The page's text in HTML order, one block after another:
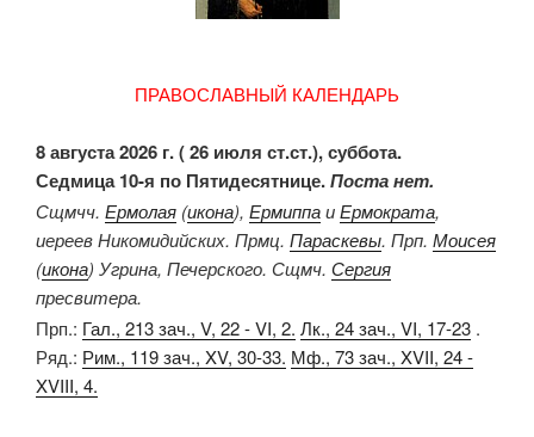
ПРАВОСЛАВНЫЙ КАЛЕНДАРЬ
8 августа 2026 г. ( 26 июля ст.ст.), суббота.
Седмица 10-я по Пятидесятнице.Поста нет.
Сщмчч. Ермолая (икона), ЕрмиппаиЕрмократа,
иереев Никомидийских. Прмц. Параскевы. Прп. Моисея
(икона) Угрина, Печерского. Сщмч. Сергия
пресвитера.
Прп.: Гал., 213 зач., V, 22 - VI, 2. Лк., 24 зач., VI, 17-23 .
Ряд.: Рим., 119 зач., XV, 30-33. Мф., 73 зач., XVII, 24 -
XVIII, 4.